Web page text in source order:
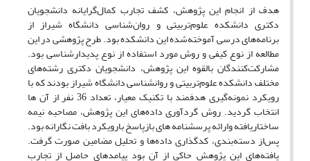
هدف از انجام این پژوهش، کشف تجارب کمال‌گرایانه دانشجویان
دکتری دانشکده علوم‌تربیتی و روان‌شناسی دانشگاه شیراز از
برنامه‌های درسی آموخته‌شده این دانشکده بود. طرح پژوهشی در این
مطالعه از نوع کیفی و روش مورد استفاده از نوع پدیدارشناسی بود.
مشارکت‌کنندگان بالقوه این پژوهش، دانشجویان دکتری رشته‌های
مختلف دانشکده علوم‌تربیتی و روانشناسی دانشگاه شیراز بودند که با
رویکرد نمونه‌گیری هدفمند با تکنیک معیار، تعداد 36 نفر از آن ها
انتخاب گردید. روش گردآوری داده‌های این پژوهش، مصاحبه نیمه
ساختاریافته وارائه پرسشنامه های بازپاسخ بارویکرد بافت نگارانه بود.
پس‌از دسته‌بندی، کدگذاری داده‌ها و تحلیل مضامین صورت گرفت.
‌یافته‌های این پژوهش حاکی از آن بود پیامدهای حاصل از تجارب